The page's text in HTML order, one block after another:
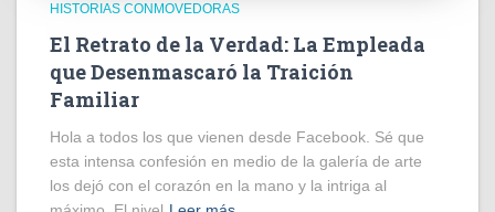
HISTORIAS CONMOVEDORAS
El Retrato de la Verdad: La Empleada
que Desenmascaró la Traición
Familiar
Hola a todos los que vienen desde Facebook. Sé que
esta intensa confesión en medio de la galería de arte
los dejó con el corazón en la mano y la intriga al